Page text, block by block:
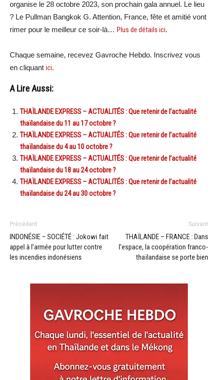
organise le 28 octobre 2023, son prochain gala annuel. Le lieu
? Le Pullman Bangkok G. Attention, France, fête et amitié vont
rimer pour le meilleur ce soir-là… Plus de détails ici.
Chaque semaine, recevez Gavroche Hebdo. Inscrivez vous
en cliquant ici.
A Lire Aussi:
THAÏLANDE EXPRESS – ACTUALITÉS : Que retenir de l’actualité
thaïlandaise du 11 au 17 octobre ?
THAÏLANDE EXPRESS – ACTUALITÉS : Que retenir de l’actualité
thaïlandaise du 4 au 10 octobre ?
THAÏLANDE EXPRESS – ACTUALITÉS : Que retenir de l’actualité
thaïlandaise du 18 au 24 octobre ?
THAÏLANDE EXPRESS – ACTUALITÉS : Que retenir de l’actualité
thaïlandaise du 24 au 30 octobre ?
Précédent
INDONÉSIE – SOCIÉTÉ : Jokowi fait
appel à l’armée pour lutter contre
les incendies indonésiens
Suivant
THAÏLANDE – FRANCE : Dans
l’espace, la coopération franco-
thaïlandaise se porte bien